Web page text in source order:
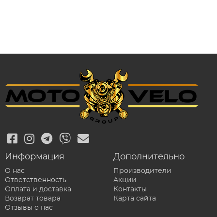
Информация
О нас
Ответственность
Оплата и доставка
Возврат товара
Отзывы о нас
Дополнительно
Производители
Акции
Контакты
Карта сайта